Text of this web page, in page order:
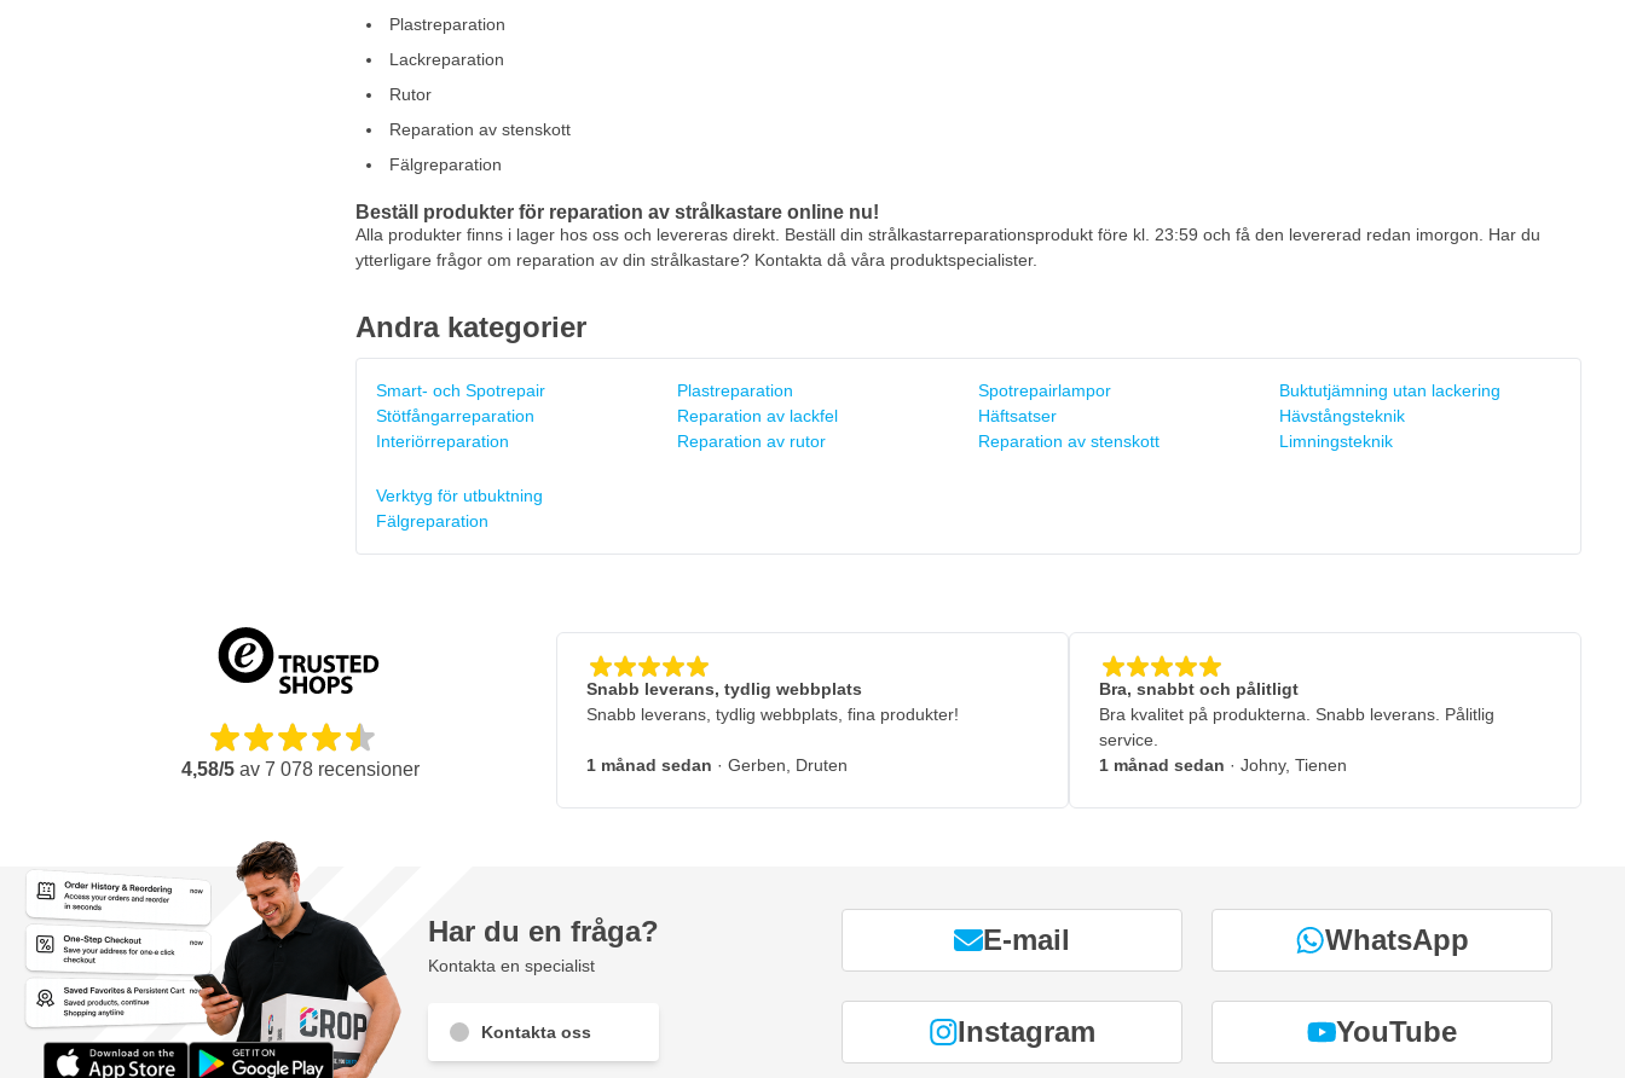
Plastreparation
Lackreparation
Rutor
Reparation av stenskott
Fälgreparation
Beställ produkter för reparation av strålkastare online nu!
Alla produkter finns i lager hos oss och levereras direkt. Beställ din strålkastarreparationsprodukt före kl. 23:59 och få den levererad redan imorgon. Har du
ytterligare frågor om reparation av din strålkastare? Kontakta då våra produktspecialister.
Andra kategorier
Smart- och Spotrepair
Stötfångarreparation
Interiörreparation
Plastreparation
Reparation av lackfel
Reparation av rutor
Spotrepairlampor
Häftsatser
Reparation av stenskott
Buktutjämning utan lackering
Hävstångsteknik
Limningsteknik
Verktyg för utbuktning
Fälgreparation
4,58/5av 7 078recensioner
Snabb leverans, tydlig webbplats
Snabb leverans, tydlig webbplats, fina produkter!
1 månad sedan · Gerben, Druten
Bra, snabbt och pålitligt
Bra kvalitet på produkterna. Snabb leverans. Pålitlig
service.
1 månad sedan · Johny, Tienen
Har du en fråga?
Kontakta en specialist
Kontakta oss
E-mail WhatsApp
Instagram YouTube